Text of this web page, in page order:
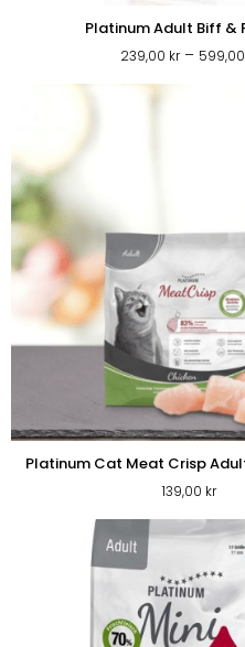
Platinum Adult Biff &
239,00 kr – 599,00
Platinum Cat Meat Crisp
139,00 kr